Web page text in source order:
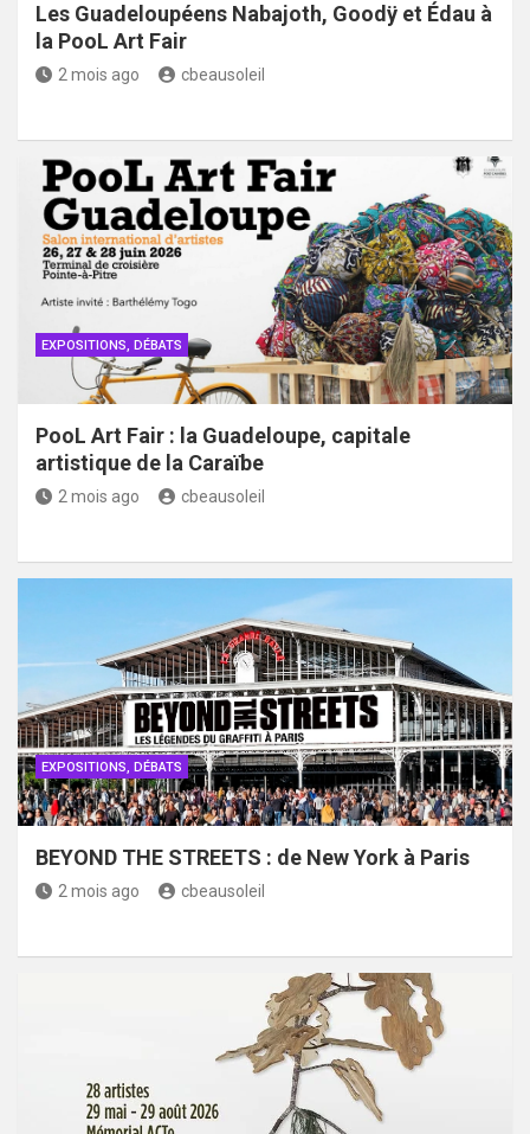
Les Guadeloupéens Nabajoth, Goodÿ et Édau à
la PooL Art Fair
2 mois ago cbeausoleil
EXPOSITIONS, DÉBATS
PooL Art Fair : la Guadeloupe, capitale
artistique de la Caraïbe
2 mois ago cbeausoleil
EXPOSITIONS, DÉBATS
BEYOND THE STREETS : de New York à Paris
2 mois ago cbeausoleil